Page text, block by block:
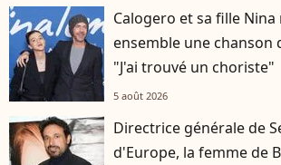
Calogero et sa fille
ensemble une chanson
"J'ai trouvé un choriste"
5 août 2026
Directrice générale de
d'Europe, la femme de